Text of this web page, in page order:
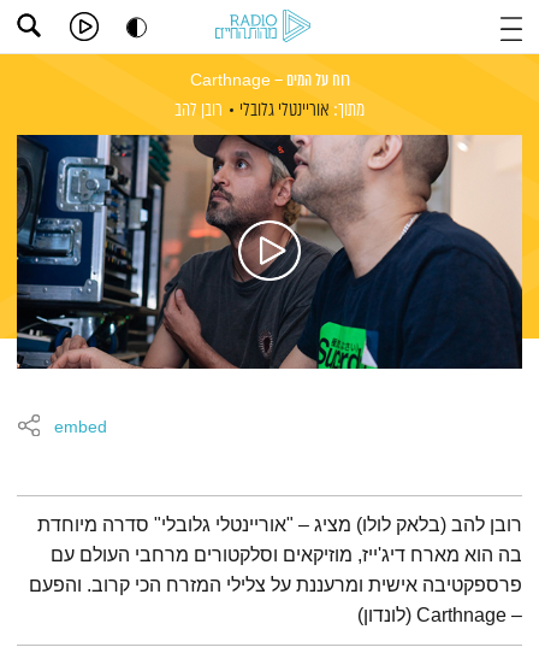
רוח על המים – Carthnage
מתוך: אוריינטלי גלובלי רובן להב
embed
תמצית הפודקאסט
רובן להב (בלאק לולו) מציג – "אוריינטלי גלובלי" סדרה מיוחדת
בה הוא מארח דיג'ייז, מוזיקאים וסלקטורים מרחבי העולם עם
פרספקטיבה אישית ומרעננת על צלילי המזרח הכי קרוב. והפעם
– Carthnage (לונדון)